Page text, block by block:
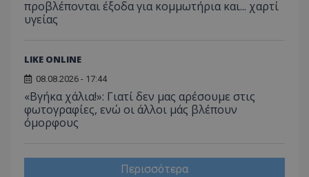
προβλέπονται έξοδα για κομμωτήρια και... χαρτί
υγείας
LIKE ONLINE
08.08.2026 - 17:44
«Βγήκα χάλια!»: Γιατί δεν μας αρέσουμε στις
φωτογραφίες, ενώ οι άλλοι μάς βλέπουν
όμορφους
Περισσότερα